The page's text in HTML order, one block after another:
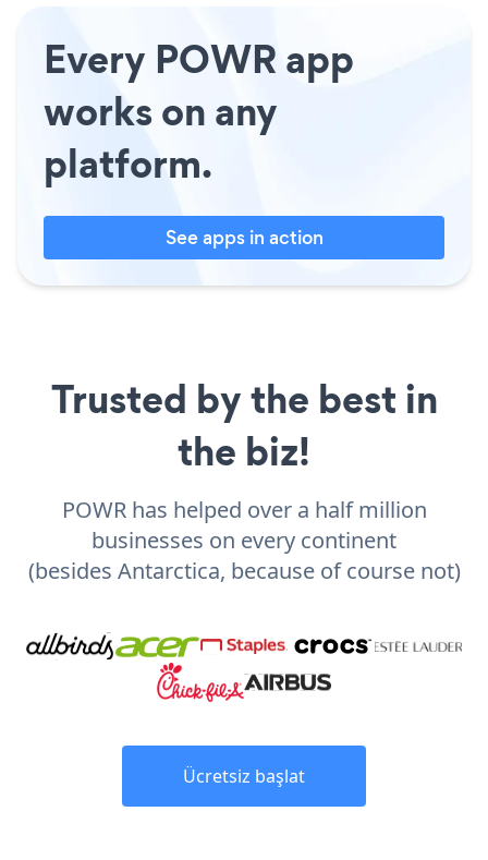
Every POWR app
works on any
platform.
See apps in action
Trusted by the best in
the biz!
POWR has helped over a half million
businesses on every continent
(besides Antarctica, because of course not)
Ücretsiz başlat